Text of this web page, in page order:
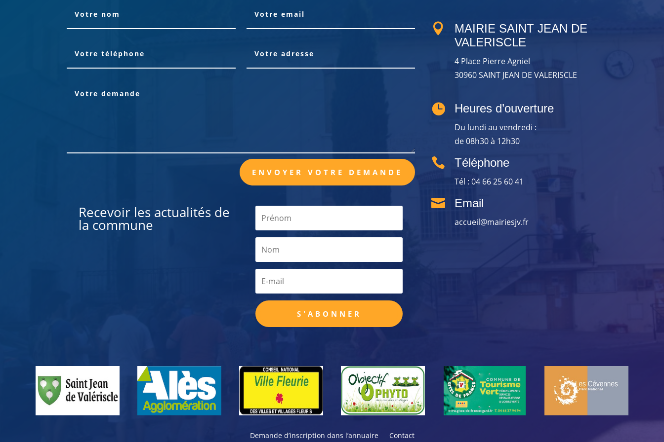
ENVOYER VOTRE DEMANDE
Recevoir les actualités de
la commune
S'ABONNER

MAIRIE SAINT JEAN DE
VALERISCLE
4 Place Pierre Agniel
30960 SAINT JEAN DE VALERISCLE
 Heures d’ouverture
Du lundi au vendredi :
de 08h30 à 12h30
 Téléphone
Tél : 04 66 25 60 41
 Email
accueil@mairiesjv.fr
Demande d’inscription dans l’annuaire Contact